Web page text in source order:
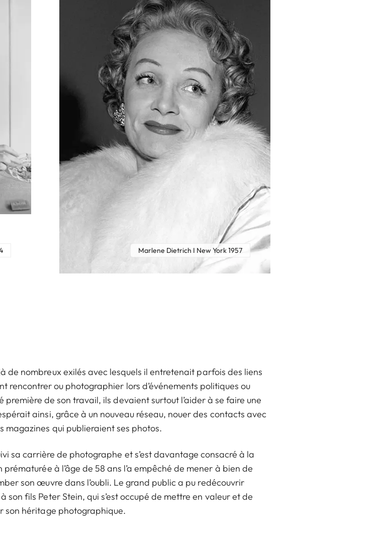
Marlene Dietrich I New York 1957
de nombreux exilés avec lesquels il entretenait parfois des liens
rencontrer ou photographier lors d’événements politiques ou
première de son travail, ils devaient surtout l’aider à se faire une
ainsi, grâce à un nouveau réseau, nouer des contacts avec
magazines qui publieraient ses photos.
sa carrière de photographe et s’est davantage consacré à la
à l’âge de 58 ans l’a empêché de mener à bien de
son œuvre dans l’oubli. Le grand public a pu redécouvrir
son fils Peter Stein, qui s’est occupé de mettre en valeur et de
son héritage photographique.